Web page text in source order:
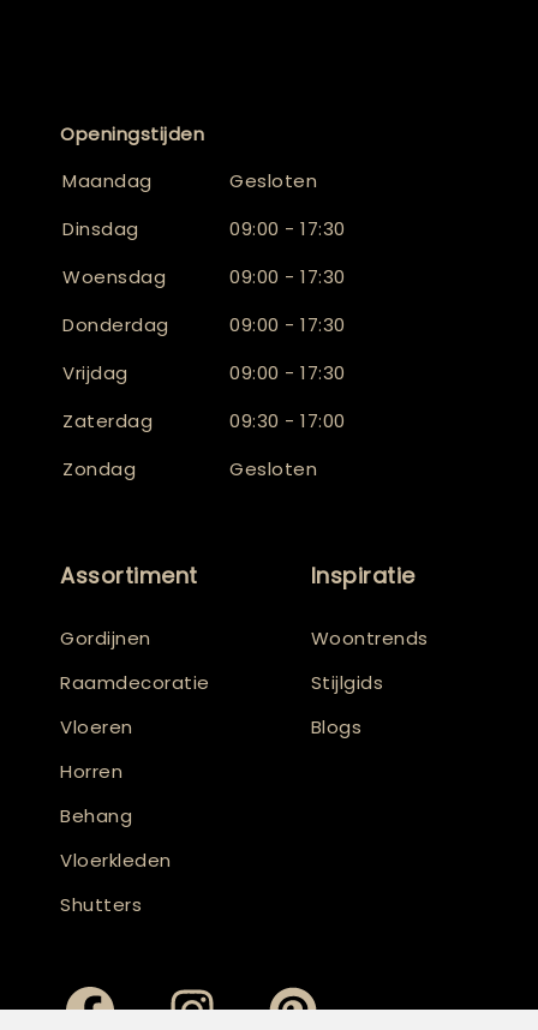
Openingstijden
Maandag
Gesloten
Dinsdag
09:00 - 17:30
Woensdag
09:00 - 17:30
Donderdag
09:00 - 17:30
Vrijdag
09:00 - 17:30
Zaterdag
09:30 - 17:00
Zondag
Gesloten
Assortiment
Gordijnen
Raamdecoratie
Vloeren
Horren
Behang
Vloerkleden
Shutters
Inspiratie
Woontrends
Stijlgids
Blogs